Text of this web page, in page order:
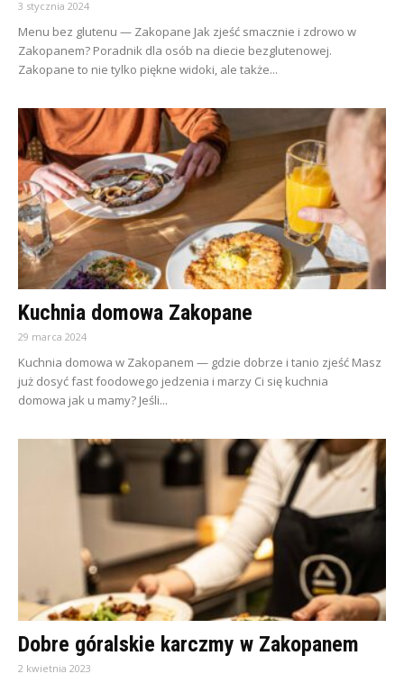
3 stycznia 2024
Menu bez glutenu — Zakopane Jak zjeść smacznie i zdrowo w
Zakopanem? Poradnik dla osób na diecie bezglutenowej.
Zakopane to nie tylko piękne widoki, ale także...
Kuchnia domowa Zakopane
29 marca 2024
Kuchnia domowa w Zakopanem — gdzie dobrze i tanio zjeść Masz
już dosyć fast foodowego jedzenia i marzy Ci się kuchnia
domowa jak u mamy? Jeśli...
Dobre góralskie karczmy w Zakopanem
2 kwietnia 2023